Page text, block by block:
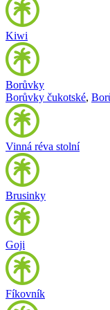
Kiwi
Borůvky
Borůvky čukotské,
Vinná réva stolní
Brusinky
Goji
Fíkovník